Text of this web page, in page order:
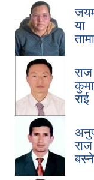
या
राज
राई
राज